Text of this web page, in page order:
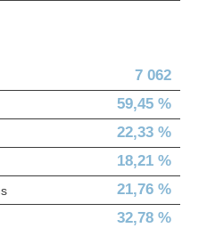
7 062
59,45 %
22,33 %
18,21 %
21,76 %
32,78 %